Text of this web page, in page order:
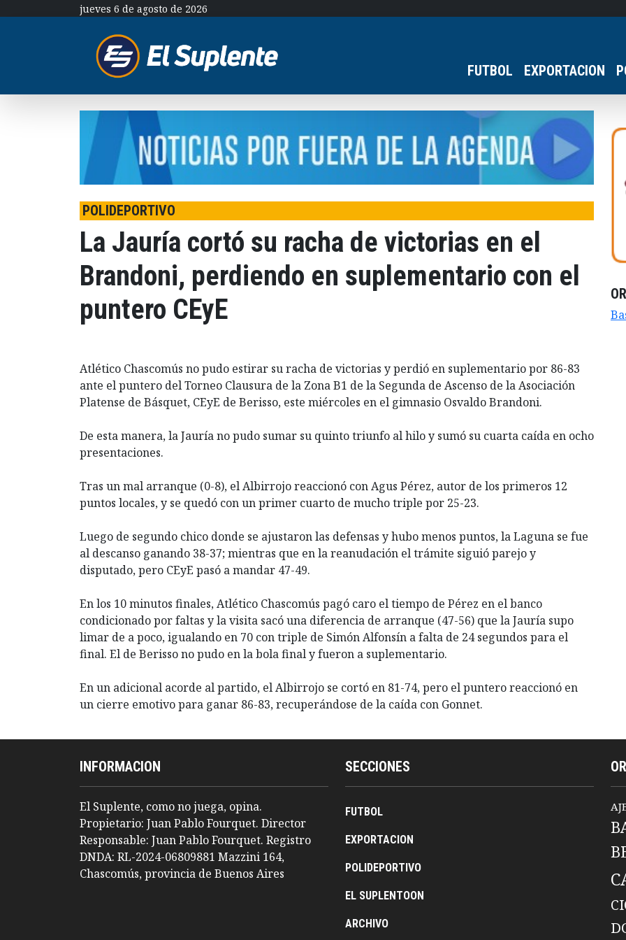
jueves 6 de agosto de 2026
FUTBOL EXPORTACION
POLIDEPORTIVO
La Jauría cortó su racha de victorias en el
Brandoni, perdiendo en suplementario con el
puntero CEyE
Atlético Chascomús no pudo estirar su racha de victorias y perdió en suplementario por 86-83
ante el puntero del Torneo Clausura de la Zona B1 de la Segunda de Ascenso de la Asociación
Platense de Básquet, CEyE de Berisso, este miércoles en el gimnasio Osvaldo Brandoni.
De esta manera, la Jauría no pudo sumar su quinto triunfo al hilo y sumó su cuarta caída en ocho
presentaciones.
Tras un mal arranque (0-8), el Albirrojo reaccionó con Agus Pérez, autor de los primeros 12
puntos locales, y se quedó con un primer cuarto de mucho triple por 25-23.
Luego de segundo chico donde se ajustaron las defensas y hubo menos puntos, la Laguna se fue
al descanso ganando 38-37; mientras que en la reanudación el trámite siguió parejo y
disputado, pero CEyE pasó a mandar 47-49.
En los 10 minutos finales, Atlético Chascomús pagó caro el tiempo de Pérez en el banco
condicionado por faltas y la visita sacó una diferencia de arranque (47-56) que la Jauría supo
limar de a poco, igualando en 70 con triple de Simón Alfonsín a falta de 24 segundos para el
final. El de Berisso no pudo en la bola final y fueron a suplementario.
En un adicional acorde al partido, el Albirrojo se cortó en 81-74, pero el puntero reaccionó en
un cierre emotivo para ganar 86-83, recuperándose de la caída con Gonnet.
INFORMACION
El Suplente, como no juega, opina.
Propietario: Juan Pablo Fourquet. Director
Responsable: Juan Pablo Fourquet. Registro
DNDA: RL-2024-06809881 Mazzini 164,
Chascomús, provincia de Buenos Aires
SECCIONES
FUTBOL
EXPORTACION
POLIDEPORTIVO
EL SUPLENTOON
ARCHIVO